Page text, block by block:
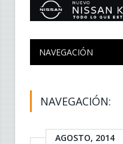
NAVEGACIÓN
NAVEGACIÓN:
AGOSTO, 2014